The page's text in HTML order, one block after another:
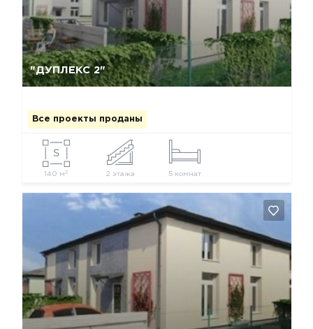
"ДУПЛЕКС 2"
Все проекты проданы
140 м 2 2 этажа 5 комнат
Да, удалить